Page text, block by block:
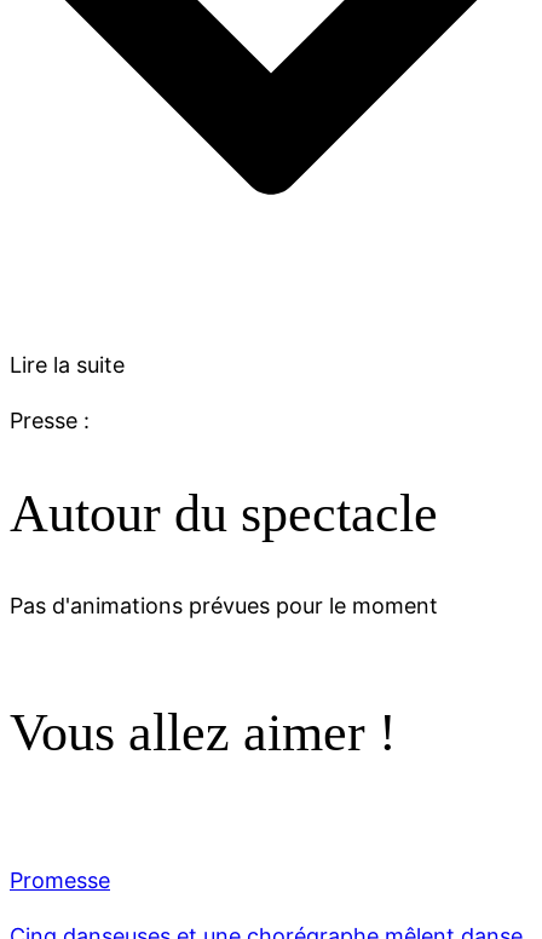
Lire la suite
Presse :
Autour du spectacle
Pas d'animations prévues pour le moment
Vous allez aimer !
Promesse